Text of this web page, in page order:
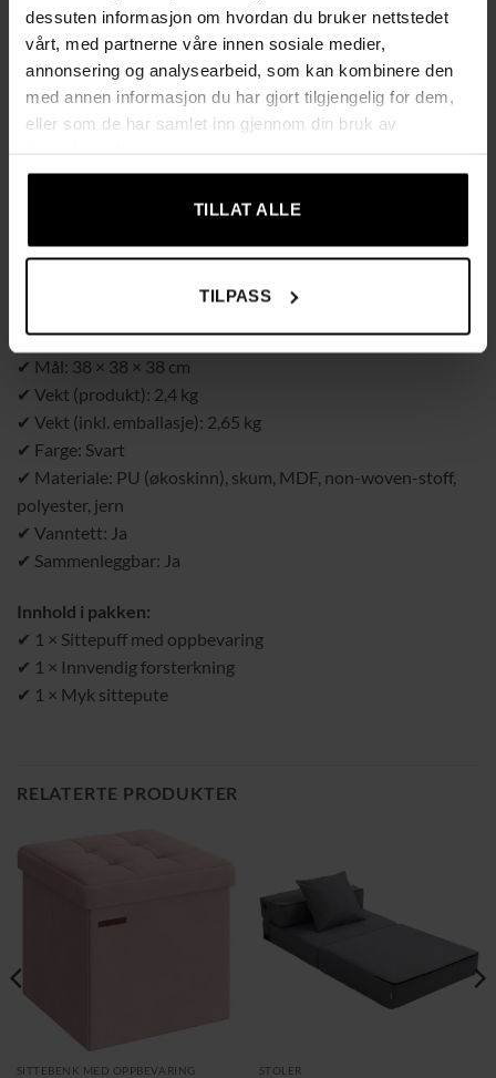
dessuten informasjon om hvordan du bruker nettstedet
vårt, med partnerne våre innen sosiale medier,
annonsering og analysearbeid, som kan kombinere den
med annen informasjon du har gjort tilgjengelig for dem,
eller som de har samlet inn gjennom din bruk av
TILLAT ALLE
TILPASS
✔ Hvorfor velge denne sittepuffen?
✔ 2-i-1-funksjon – komfortabel sitteplass og oppbevaring i
ett.
✔ Sammenleggbar konstruksjon som tar minimal plass.
✔ Stabil og holdbar – tåler opptil 100 kg belastning.
✔ Stilrent, svart design som passer i stue, soverom eller gang.
✔ Maks belastning: 100 kg
✔ Mål: 38 × 38 × 38 cm
✔ Vekt (produkt): 2,4 kg
✔ Vekt (inkl. emballasje): 2,65 kg
✔ Farge: Svart
✔ Materiale: PU (økoskinn), skum, MDF, non-woven-stoff,
polyester, jern
✔ Vanntett: Ja
✔ Sammenleggbar: Ja
Innhold i pakken:
✔ 1 × Sittepuff med oppbevaring
✔ 1 × Innvendig forsterkning
✔ 1 × Myk sittepute
RELATERTE PRODUKTER
SITTEBENK MED OPPBEVARING STOLER